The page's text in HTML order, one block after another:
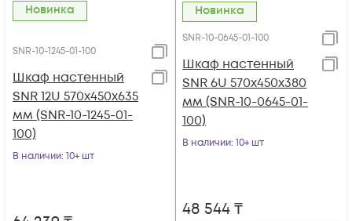
Новинка
SNR-10-1245-01-100
Шкаф настенный
SNR 12U 570x450x635
мм (SNR-10-1245-01-
100)
В наличии: 10+ шт
Новинка
SNR-10-0645-01-100
Шкаф настенный
SNR 6U 570x450x380
мм (SNR-10-0645-01-
100)
В наличии: 10+ шт
48 544₸